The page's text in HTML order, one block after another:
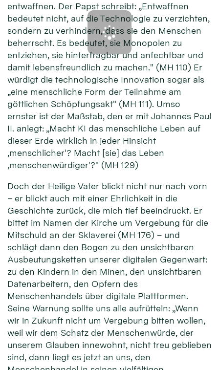
entwaffnen. Der Papst schreibt: „Entwaffnen
bedeutet nicht, auf die Technologie zu verzichten,
sondern zu verhindern, dass sie den Menschen
beherrscht. Es bedeutet, sie Monopolen zu
entziehen, sie hinterfragbar und anfechtbar und
damit lebensfreundlich zu machen." (MH 110) Er
würdigt die technologische Innovation sogar als
„eine menschliche Form der Teilnahme am
göttlichen Schöpfungsakt" (MH 111). Umso
ernster ist der Maßstab, den er mit Johannes Paul
II. anlegt: „Macht KI das menschliche Leben auf
dieser Erde wirklich in jeder Hinsicht
‚menschlicher'? Macht [sie] das Leben
‚menschenwürdiger'?" (MH 129)
Doch der Heilige Vater blickt nicht nur nach vorn
– er blickt auch mit einer Ehrlichkeit in die
Geschichte zurück, die mich tief beeindruckt. Er
bittet im Namen der Kirche um Vergebung für die
Mitschuld an der Sklaverei (MH 176) – und
schlägt dann den Bogen zu den unsichtbaren
Ausbeutungsketten unserer digitalen Gegenwart:
zu den Kindern in den Minen, den unsichtbaren
Datenarbeitern, den Opfern des
Menschenhandels über digitale Plattformen.
Seine Warnung sollte uns alle aufrütteln: „Wenn
wir in Zukunft nicht um Vergebung bitten wollen,
weil wir dem Schatz der Menschenwürde, der
unserem Glauben innewohnt, nicht treu geblieben
sind, dann liegt es jetzt an uns, den